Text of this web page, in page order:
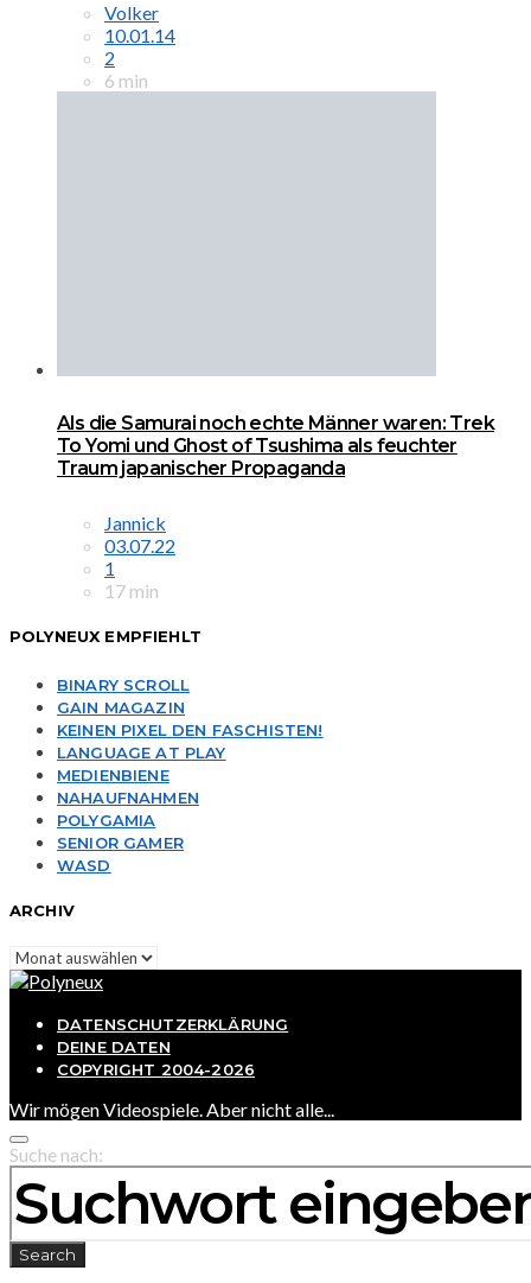
Volker
10.01.14
2
6 min
Als die Samurai noch echte Männer waren: Trek
To Yomi und Ghost of Tsushima als feuchter
Traum japanischer Propaganda
Jannick
03.07.22
1
17 min
POLYNEUX EMPFIEHLT
BINARY SCROLL
GAIN MAGAZIN
KEINEN PIXEL DEN FASCHISTEN!
LANGUAGE AT PLAY
MEDIENBIENE
NAHAUFNAHMEN
POLYGAMIA
SENIOR GAMER
WASD
ARCHIV
Archiv
DATENSCHUTZERKLÄRUNG
DEINE DATEN
COPYRIGHT 2004-2026
Wir mögen Videospiele. Aber nicht alle...
Suche nach:
Search